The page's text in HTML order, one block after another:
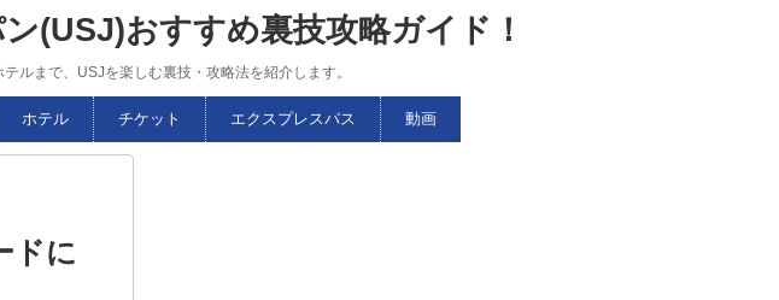
(USJ)おすすめ裏技攻略ガイド！
ルまで、USJを楽しむ裏技・攻略法を紹介します。
ホテル チケット エクスプレスパス 動画
ドに